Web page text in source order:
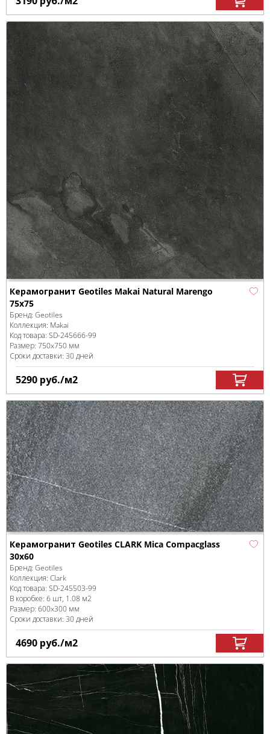
Керамогранит Geotiles Makai Natural Marengo
75x75
Бренд: Geotiles
Коллекция: Makai
Код товара: SD-245666-99
Размер: 750x750 мм
Сроки доставки: 30 дней
5290 руб./м2
Керамогранит Geotiles CLARK Mica Compacglass
30x60
Бренд: Geotiles
Коллекция: Clark
Код товара: SD-245503-99
В коробке: 6 шт, 1.08 м2
Размер: 600x300 мм
Сроки доставки: 30 дней
4690 руб./м2